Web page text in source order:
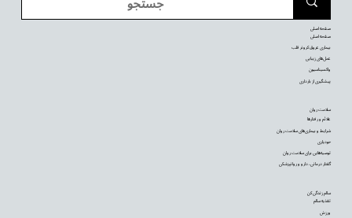
سالم زندگی کن
تغذیه سالم
ورزش
سلامت روان
علائم و رفتارها
شرایط و بیماری‌های سلامت روان
خودیاری
توصیه‌‌هایی برای سلامت روان
گفتار درمانی، دارو و روانپزشکی
صفحه اصلی
صفحه اصلی
بیماری عروق کرونر قلب
عمل‌های زیبایی
واکسیناسیون
پیشگیری از بارداری